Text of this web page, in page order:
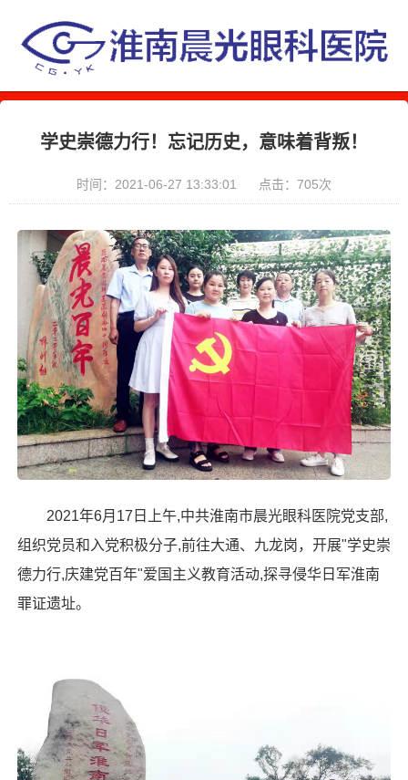
学史崇德力行！忘记历史，意味着背叛！
时间：2021-06-27 13:33:01 点击：705次
2021年6月17日上午,中共淮南市晨光眼科医院党支部,
组织党员和入党积极分子,前往大通、九龙岗，开展"学史崇
德力行,庆建党百年"爱国主义教育活动,探寻侵华日军淮南
罪证遗址。